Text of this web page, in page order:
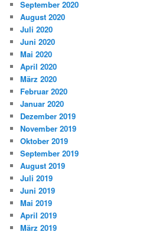
September 2020
August 2020
Juli 2020
Juni 2020
Mai 2020
April 2020
März 2020
Februar 2020
Januar 2020
Dezember 2019
November 2019
Oktober 2019
September 2019
August 2019
Juli 2019
Juni 2019
Mai 2019
April 2019
März 2019